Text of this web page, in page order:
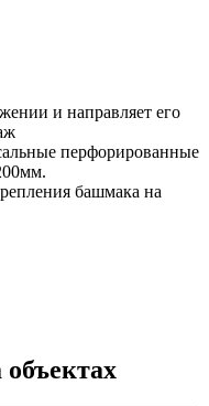
и направляет его
перфорированные
башмака на